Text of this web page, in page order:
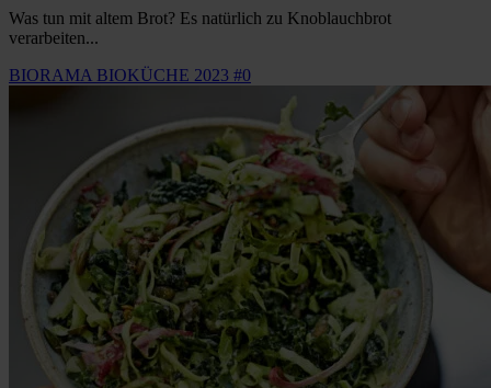
Was tun mit altem Brot? Es natürlich zu Knoblauchbrot
verarbeiten...
BIORAMA BIOKÜCHE 2023 #0